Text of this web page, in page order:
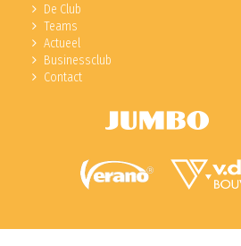
De Club
Teams
Actueel
Businessclub
Contact